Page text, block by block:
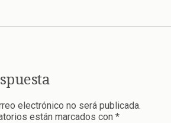
electrónico no será publicada.
están marcados con *